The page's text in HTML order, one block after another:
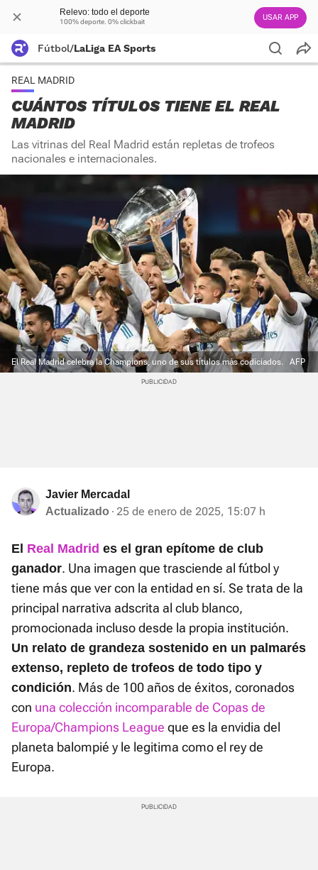
Relevo: todo el deporte
100% deporte. 0% clickbait USAR APP
Fútbol/LaLiga EA Sports
REAL MADRID
CUÁNTOS TÍTULOS TIENE EL REAL
MADRID
Las vitrinas del Real Madrid están repletas de trofeos
nacionales e internacionales.
El Real Madrid celebra la Champions, uno de sus títulos más codiciados. AFP
Javier Mercadal
Actualizado
25 de enero de 2025, 15:07 h
El Real Madrid es el gran epítome de club
ganador. Una imagen que trasciende al fútbol y
tiene más que ver con la entidad en sí. Se trata de la
principal narrativa adscrita al club blanco,
promocionada incluso desde la propia institución.
Un relato de grandeza sostenido en un palmarés
extenso, repleto de trofeos de todo tipo y
condición. Más de 100 años de éxitos, coronados
con una colección incomparable de Copas de
Europa/Champions League que es la envidia del
planeta balompié y le legitima como el rey de
Europa.